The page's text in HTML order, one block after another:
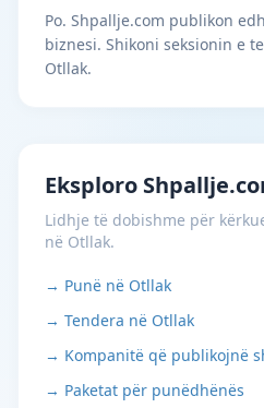
Po. Shpallje.com publikon
biznesi. Shikoni seksionin e
Otllak.
Eksploro
Lidhje të dobishme për
në Otllak.
→ Punë në Otllak
→ Tendera në Otllak
→ Kompanitë që publikojnë
→ Paketat për punëdhënës